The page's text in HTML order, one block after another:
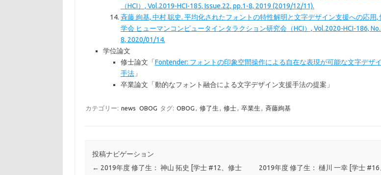
（HCI）, Vol.2019-HCI-185, Issue.22, pp.1-8, 2019 (2019/12/11).
斉藤 絢基, 中村 聡史. 平均化されたフォントの特性解明と文字デザイン支援への応用,
学会 ヒューマンコンピュータインタラクション研究会（HCI）, Vol.2020-HCI-186,
8, 2020/01/14.
学位論文
修士論文「Fontender: フォントの印象空間操作による自在な表現が可能な文字デザ
手法」
卒業論文「動的なフォント融合による文字デザイン支援手法の提案」
カテゴリー: news OBOG タグ: OBOG 修了生 修士 卒業生 斉藤絢基
投稿ナビゲーション
← 2019年度 修了生： 神山 拓史 [学士 #12、修士
2019年度 修了生： 樋川 一幸 [学士